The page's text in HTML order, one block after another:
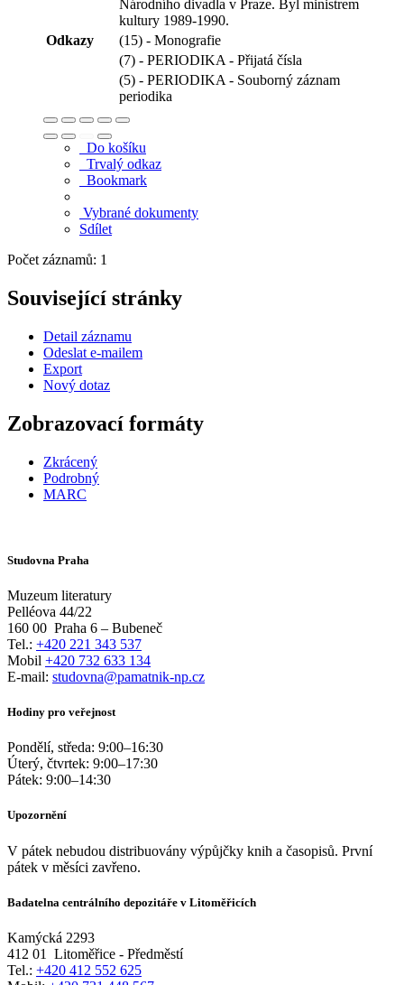
Národního divadla v Praze. Byl ministrem
kultury 1989-1990.
Odkazy
(15) - Monografie
(7) - PERIODIKA - Přijatá čísla
(5) - PERIODIKA - Souborný záznam
periodika
Do košíku
Trvalý odkaz
Bookmark
Vybrané dokumenty
Sdílet
Počet záznamů: 1
Související stránky
Detail záznamu
Odeslat e-mailem
Export
Nový dotaz
Zobrazovací formáty
Zkrácený
Podrobný
MARC
Studovna Praha
Muzeum literatury
Pelléova 44/22
160 00 Praha 6 – Bubeneč
Tel.: +420 221 343 537
Mobil +420 732 633 134
E-mail: studovna@pamatnik-np.cz
Hodiny pro veřejnost
Pondělí, středa: 9:00–16:30
Úterý, čtvrtek: 9:00–17:30
Pátek: 9:00–14:30
Upozornění
V pátek nebudou distribuovány výpůjčky knih a časopisů. První
pátek v měsíci zavřeno.
Badatelna centrálního depozitáře v Litoměřicích
Kamýcká 2293
412 01
Litoměřice - Předměstí
Tel.: +420 412 552 625